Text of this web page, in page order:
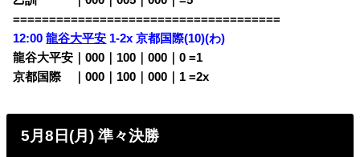
=====================================
12:00龍谷大平安 1-2x 京都国際(10)(わ)
龍谷大平安｜000｜100｜000｜0 =1
京都国際 ｜000｜100｜000｜1 =2x
5月8日(月) 準々決勝